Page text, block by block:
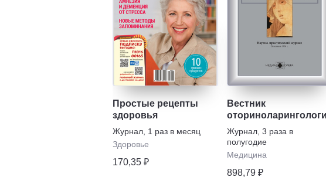
Простые рецепты
здоровья
Журнал 1 раз в месяц
Здоровье
170,35 ₽
Вестник
Журнал 3 раза в
полугодие
Медицина
898,79 ₽